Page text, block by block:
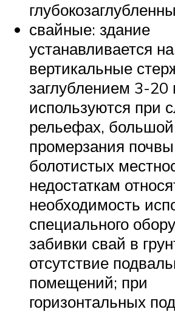
свайные: здание
устанавливается на
вертикальные
заглублением 3-20
используются при
рельефах, большой
промерзания
болотистых
недостаткам
необходимость
специального
забивки свай в
отсутствие
помещений; при
горизонтальных